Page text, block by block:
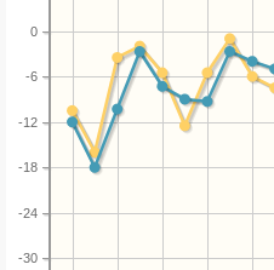
-30
-24
-18
-12
-6
0